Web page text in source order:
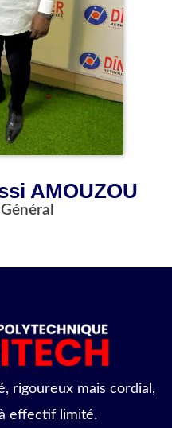
AMOUZOU
rigoureux mais cordial,
effectif limité.